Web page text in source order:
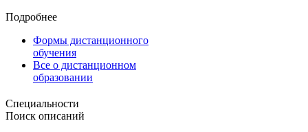
Подробнее
Формы дистанционного
обучения
Все о дистанционном
образовании
Специальности
Поиск описаний